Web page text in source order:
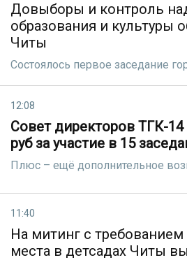
Довыборы и контроль
образования и культуры
Читы
Состоялось первое заседание
12:08
Совет директоров ТГК-
руб за участие в 15
Плюс – ещё дополнительное
11:40
На митинг с
места в детсадах Читы